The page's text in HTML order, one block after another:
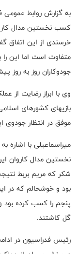
به گزارش روابط
کسب نخستین مدال
خرسندی از این اتفاق
متفاوت است اما این
جودوکاران روز به روز
وی با ابراز رضایت از
بازیهای کشورهای
موفق در انتظار جودوی
میراسماعیلی با
نخستین مدال کاروان
شکر که مریم بربط
بود و خوشحالم که در
پنجم را کسب کرده بود
گل کاشتند.
رئیس فدراسیون در